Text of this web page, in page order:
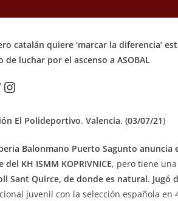
catalán quiere ‘marcar la diferencia’
de luchar por el ascenso a ASOBAL
Instagram
El Polideportivo. Valencia. (03/07/21)
Balonmano Puerto Sagunto
del KH ISMM KOPRIVNICE, pero tiene
Sant Quirce, de donde es natural. Jugó
juvenil con la selección española en